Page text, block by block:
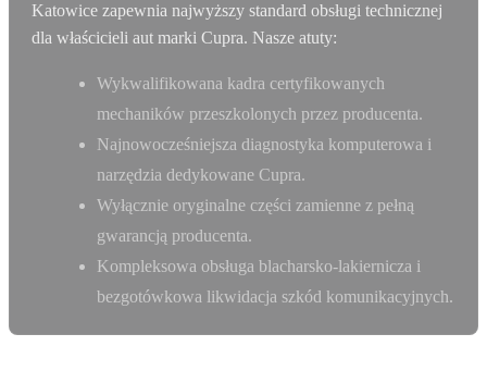
Katowice zapewnia najwyższy standard obsługi technicznej
dla właścicieli aut marki Cupra. Nasze atuty:
Wykwalifikowana kadra certyfikowanych
mechaników przeszkolonych przez producenta.
Najnowocześniejsza diagnostyka komputerowa i
narzędzia dedykowane Cupra.
Wyłącznie oryginalne części zamienne z pełną
gwarancją producenta.
Kompleksowa obsługa blacharsko-lakiernicza i
bezgotówkowa likwidacja szkód komunikacyjnych.